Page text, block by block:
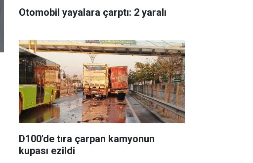
Otomobil yayalara çarptı: 2 yaralı
D100'de tıra çarpan kamyonun
kupası ezildi